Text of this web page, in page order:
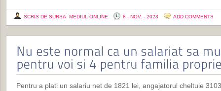
SCRIS DE SURSA: MEDIUL ONLINE 8 - NOV. - 2023 ADD COMMENTS
Pentru a plati un salariu net de 1821 lei, angajatorul cheltuie